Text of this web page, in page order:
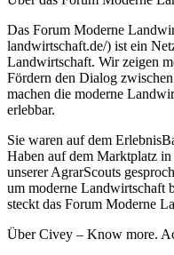
Das Forum Moderne
landwirtschaft.de/) ist ein
Landwirtschaft. Wir zeigen
Fördern den Dialog
machen die moderne
erlebbar.
Sie waren auf dem
Haben auf dem Marktplatz
unserer AgrarScouts
um moderne Landwirtschaft
steckt das Forum Moderne
Über Civey – Know more.